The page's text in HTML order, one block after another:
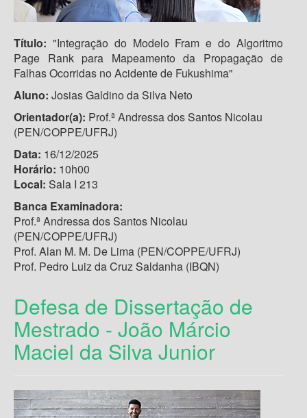
Título: "Integração do Modelo Fram e do Algoritmo
Page Rank para Mapeamento da Propagação de
Falhas Ocorridas no Acidente de Fukushima"
Aluno: Josias Galdino da Silva Neto
Orientador(a): Prof.ª Andressa dos Santos Nicolau
(PEN/COPPE/UFRJ)
Data: 16/12/2025
Horário: 10h00
Local: Sala I 213
Banca Examinadora:
Prof.ª Andressa dos Santos Nicolau
(PEN/COPPE/UFRJ)
Prof. Alan M. M. De Lima (PEN/COPPE/UFRJ)
Prof. Pedro Luiz da Cruz Saldanha (IBQN)
Defesa de Dissertação de
Mestrado - João Márcio
Maciel da Silva Junior